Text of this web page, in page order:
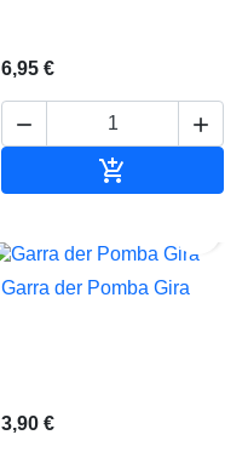
6,95 €
 

Garra der Pomba Gira
3,90 €